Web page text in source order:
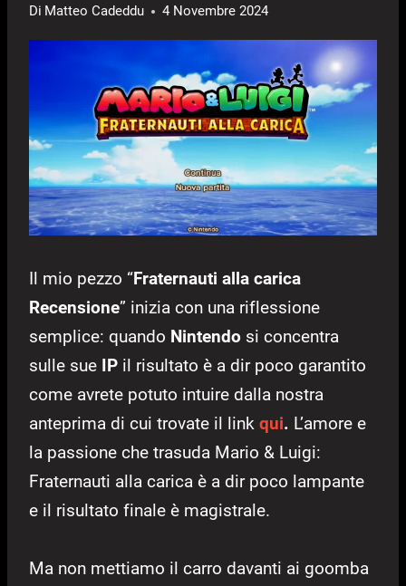
Di Matteo Cadeddu 4 Novembre 2024
Il mio pezzo “Fraternauti alla carica
Recensione” inizia con una riflessione
semplice: quando Nintendo si concentra
sulle sue IP il risultato è a dir poco garantito
come avrete potuto intuire dalla nostra
anteprima di cui trovate il link qui. L’amore e
la passione che trasuda Mario & Luigi:
Fraternauti alla carica è a dir poco lampante
e il risultato finale è magistrale.
Ma non mettiamo il carro davanti ai goomba